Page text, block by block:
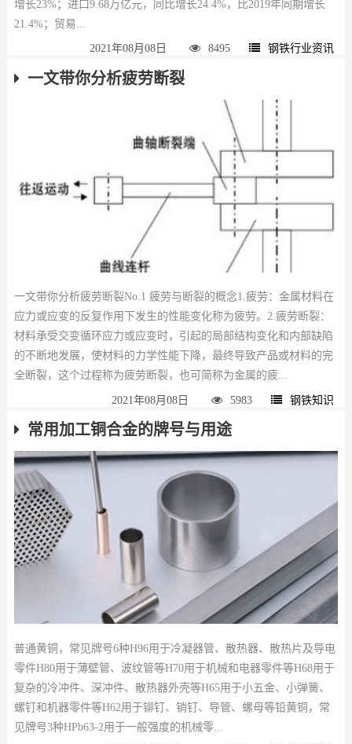
增长23%；进口9.68万亿元，同比增长24.4%，比2019年同期增长
21.4%；贸易...
2021年08月08日 8495 钢铁行业资讯
一文带你分析疲劳断裂
一文带你分析疲劳断裂No.1 疲劳与断裂的概念1.疲劳：金属材料在
应力或应变的反复作用下发生的性能变化称为疲劳。2.疲劳断裂：
材料承受交变循环应力或应变时，引起的局部结构变化和内部缺陷
的不断地发展，使材料的力学性能下降，最终导致产品或材料的完
全断裂，这个过程称为疲劳断裂，也可简称为金属的疲...
2021年08月08日 5983 钢铁知识
常用加工铜合金的牌号与用途
普通黄铜，常见牌号6种H96用于冷凝器管、散热器、散热片及导电
零件H80用于薄壁管、波纹管等H70用于机械和电器零件等H68用于
复杂的冷冲件、深冲件、散热器外壳等H65用于小五金、小弹簧、
螺钉和机器零件等H62用于铆钉、销钉、导管、螺母等铅黄铜，常
见牌号3种HPb63-2用于一般强度的机械零...